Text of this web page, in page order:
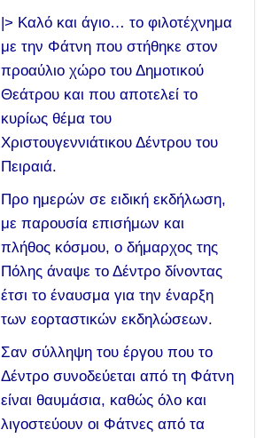
|> Καλό και άγιο… το φιλοτέχνημα
με την Φάτνη που στήθηκε στον
προαύλιο χώρο του Δημοτικού
Θεάτρου και που αποτελεί το
κυρίως θέμα του
Χριστουγεννιάτικου Δέντρου του
Πειραιά.
Προ ημερών σε ειδική εκδήλωση,
με παρουσία επισήμων και
πλήθος κόσμου, ο δήμαρχος της
Πόλης άναψε το Δέντρο δίνοντας
έτσι το έναυσμα για την έναρξη
των εορταστικών εκδηλώσεων.
Σαν σύλληψη του έργου που το
Δέντρο συνοδεύεται από τη Φάτνη
είναι θαυμάσια, καθώς όλο και
λιγοστεύουν οι Φάτνες από τα